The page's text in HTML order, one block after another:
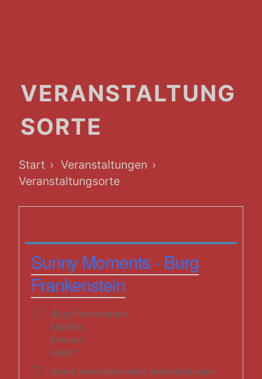
VERANSTALTUNG
SORTE
Breadcrumb-
Navigation
Start
Veranstaltungen
Veranstaltungsorte
Sunny Moments - Burg
Frankenstein
Burg Frankenstein
Mühltal
Hessen
64367
Keine bevorstehenden Veranstaltungen